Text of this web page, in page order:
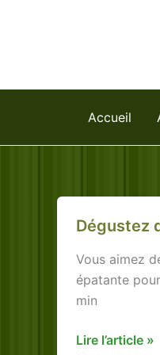
Accueil
Dégustez
Vous aimez
épatante
min
Dégustez
Lire l’article »